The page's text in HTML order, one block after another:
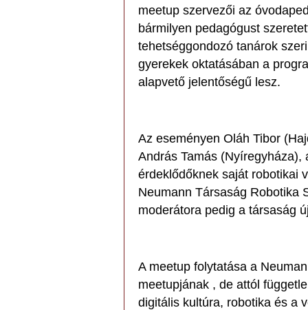
meetup szervezői az
bármilyen pedagógust
tehetséggondozó tanárok
gyerekek oktatásában a
alapvető jelentőségű lesz.
Az eseményen Oláh Tibor
András Tamás
érdeklődőknek saját robotikai
Neumann Társaság Robotika
moderátora pedig a társaság
A meetup folytatása a
meetupjának , de attól
digitális kultúra, robotika és a